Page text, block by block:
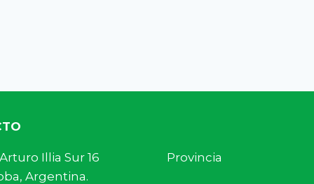
Arturo Illia Sur 16 Provincia
Argentina.